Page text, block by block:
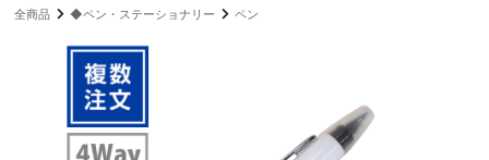
全商品 ◆ペン・ステーショナリー ペン